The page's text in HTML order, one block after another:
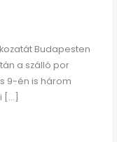
Budapesten
a szálló por
9-én is három
[…]